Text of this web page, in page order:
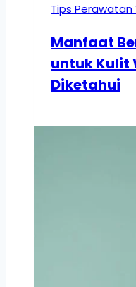
Tips Perawatan
Manfaat
untuk Kulit
Diketahui